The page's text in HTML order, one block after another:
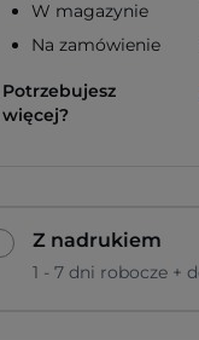
W magazynie
Na zamówienie
Potrzebujesz
więcej?
Z nadrukiem
1 - 7 dni robocze +